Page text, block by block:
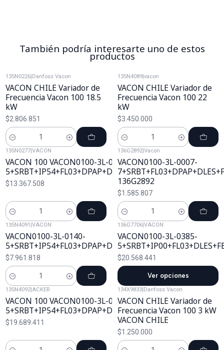
También podría interesarte uno de estos
productos
135N0226 Danfoss Vacon
VACON CHILE Variador de
Frecuencia Vacon 100 18.5
kW
$2.806.851
Cantidad
135N4089 |vacon
VACON CHILE Variador de
Frecuencia Vacon 100 22
kW
$3.450.000
Cantidad
135N0277 |VACON
VACON 100 VACON0100-3L-0261-
5+SRBT+IP54+FL03+DPAP+DLES+FBIE
$13.367.508
Cantidad
136G2892 |Vacon
VACON0100-3L-0007-
136G2892
$1.585.807
Cantidad
135N4091 |VACON
VACON0100-3L-0140-
5+SRBT+IP54+FL03+DPAP+DLES+FBIE
$7.961.818
Cantidad
136G7706 |VACON
VACON0100-3L-0385-
$20.568.441
Ver opciones
135N4092 ACKER
VACON 100 VACON0100-3L-0310-
5+SRBT+IP54+FL03+DPAP+DLES+FBIE
$19.689.411
134X9833 Danfoss Vacon
VACON CHILE Variador de
Frecuencia Vacon 100 3 kW
VACON CHILE
$1.250.000